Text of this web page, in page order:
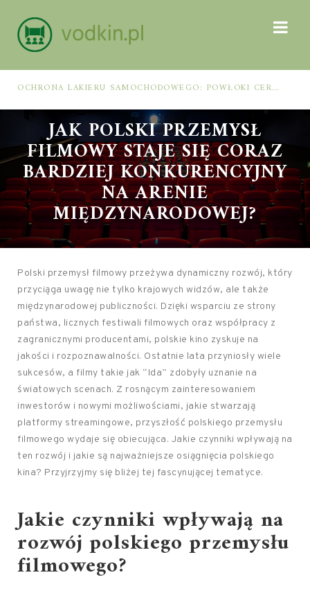
OCHRONA LAKIERU SAMOCHODOWEGO: POWŁOKI CERAMICZNE, POLIMEROWE, ELASTOMEROWE I FOLIA PPF – JAK DOBRAĆ METODĘ DO WARUNKÓW I PIELĘGNACJI
JAK POLSKI PRZEMYSŁ
FILMOWY STAJE SIĘ CORAZ
BARDZIEJ KONKURENCYJNY
NA ARENIE
MIĘDZYNARODOWEJ?
Polski przemysł filmowy przeżywa dynamiczny rozwój, który
przyciąga uwagę nie tylko krajowych widzów, ale także
międzynarodowej publiczności. Dzięki wsparciu ze strony
państwa, licznych festiwali filmowych oraz współpracy z
zagranicznymi producentami, polskie kino zyskuje na
jakości i rozpoznawalności. Ostatnie lata przyniosły wiele
sukcesów, a filmy takie jak “Ida” zdobyły uznanie na
światowych scenach. Z rosnącym zainteresowaniem
inwestorów i nowymi możliwościami, jakie stwarzają
platformy streamingowe, przyszłość polskiego przemysłu
filmowego wydaje się obiecująca. Jakie czynniki wpływają na
ten rozwój i jakie są najważniejsze osiągnięcia polskiego
kina? Przyjrzyjmy się bliżej tej fascynującej tematyce.
Jakie czynniki wpływają na
rozwój polskiego przemysłu
filmowego?